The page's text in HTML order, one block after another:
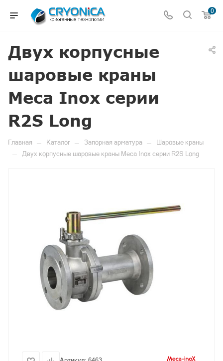
0
Двух корпусные
шаровые краны
Meca Inox серии
R2S Long
Главная — Каталог — Запорная арматура — Шаровые краны
— Двух корпусные шаровые краны Meca Inox серии R2S Long